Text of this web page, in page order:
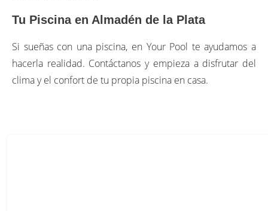
Tu Piscina en Almadén de la Plata
Si sueñas con una piscina, en Your Pool te ayudamos a
hacerla realidad. Contáctanos y empieza a disfrutar del
clima y el confort de tu propia piscina en casa.